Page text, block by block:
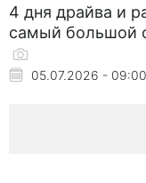
4 дня драйва и
самый большой
05.07.2026 - 09:00